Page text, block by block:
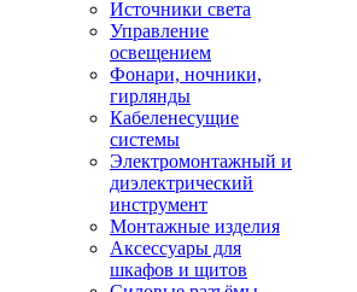
Источники света
Управление
освещением
Фонари, ночники,
гирлянды
Кабеленесущие
системы
Электромонтажный и
диэлектрический
инструмент
Монтажные изделия
Аксессуары для
шкафов и щитов